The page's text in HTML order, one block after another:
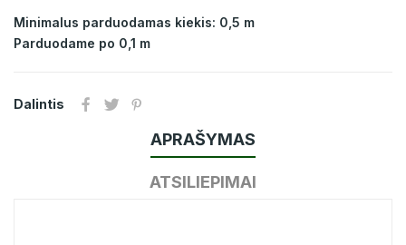
Minimalus parduodamas kiekis: 0,5 m
Parduodame po 0,1 m
Dalintis
APRAŠYMAS
ATSILIEPIMAI